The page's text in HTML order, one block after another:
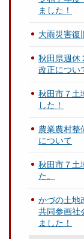
ました！
大雨災害復
秋田県週休
改正につい
秋田市７土
した！
農業農村整
について
秋田市７土
た。
かづの土地
共同参画社
ました！